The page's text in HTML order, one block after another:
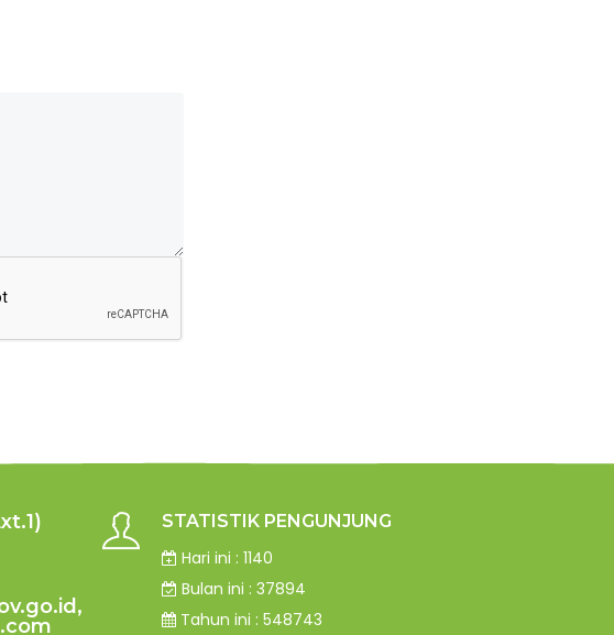
STATISTIK PENGUNJUNG
Hari ini : 1140
Bulan ini : 37894
Tahun ini : 548743